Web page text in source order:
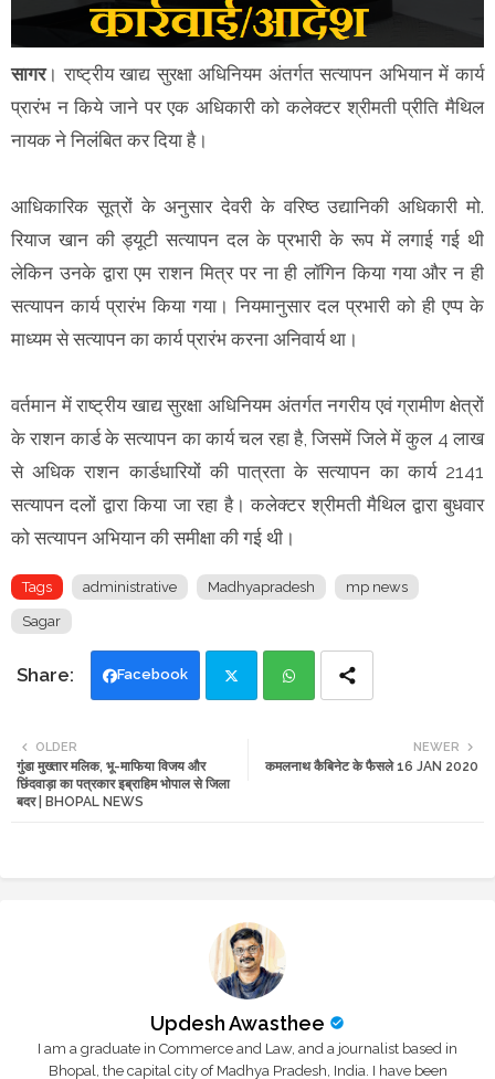
सागर। राष्ट्रीय खाद्य सुरक्षा अधिनियम अंतर्गत सत्यापन अभियान में कार्य
प्रारंभ न किये जाने पर एक अधिकारी को कलेक्टर श्रीमती प्रीति मैथिल
नायक ने निलंबित कर दिया है।
आधिकारिक सूत्रों के अनुसार देवरी के वरिष्ठ उद्यानिकी अधिकारी मो.
रियाज खान की ड्यूटी सत्यापन दल के प्रभारी के रूप में लगाई गई थी
लेकिन उनके द्वारा एम राशन मित्र पर ना ही लॉगिन किया गया और न ही
सत्यापन कार्य प्रारंभ किया गया। नियमानुसार दल प्रभारी को ही एप्प के
माध्यम से सत्यापन का कार्य प्रारंभ करना अनिवार्य था।
वर्तमान में राष्ट्रीय खाद्य सुरक्षा अधिनियम अंतर्गत नगरीय एवं ग्रामीण क्षेत्रों
के राशन कार्ड के सत्यापन का कार्य चल रहा है, जिसमें जिले में कुल 4 लाख
से अधिक राशन कार्डधारियों की पात्रता के सत्यापन का कार्य 2141
सत्यापन दलों द्वारा किया जा रहा है। कलेक्टर श्रीमती मैथिल द्वारा बुधवार
को सत्यापन अभियान की समीक्षा की गई थी।
Tags administrative Madhyapradesh mp news
Sagar
Facebook
ats
NEWER
कमलनाथ कैबिनेट के फैसले 16 JAN 2020
OLDER
गुंडा मुख्तार मलिक, भू-माफिया विजय और
छिंदवाड़ा का पत्रकार इब्राहिम भोपाल से जिला
बदर | BHOPAL NEWS
Updesh Awasthee
I am a graduate in Commerce and Law, and a journalist based in
Bhopal, the capital city of Madhya Pradesh, India. I have been